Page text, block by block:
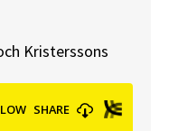
Kristerssons